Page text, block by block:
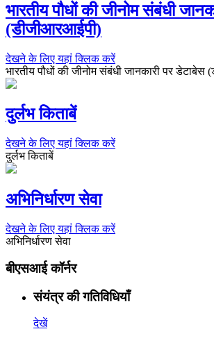
भारतीय पौधों की जीनोम संबंधी
(डीजीआरआईपी)
देखने के लिए यहां क्लिक करें
भारतीय पौधों की जीनोम संबंधी जानकारी पर डेटाबेस
दुर्लभ किताबें
देखने के लिए यहां क्लिक करें
दुर्लभ किताबें
अभिनिर्धारण सेवा
देखने के लिए यहां क्लिक करें
अभिनिर्धारण सेवा
बीएसआई कॉर्नर
संयंत्र की गतिविधियाँ
देखें